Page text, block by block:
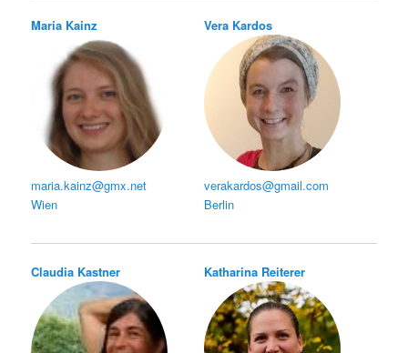
Maria Kainz
maria.kainz@gmx.net
Wien
Vera Kardos
verakardos@gmail.com
Berlin
Claudia Kastner Katharina Reiterer